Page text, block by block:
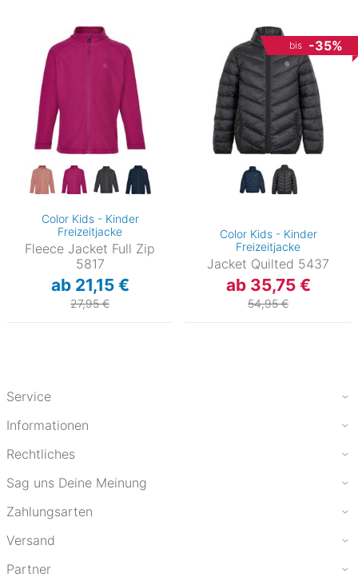
Color Kids - Kinder
Freizeitjacke
Fleece Jacket Full Zip
5817
ab 21,15 €
27,95 €
bis -35%
Color Kids - Kinder
Freizeitjacke
Jacket Quilted 5437
ab 35,75 €
54,95 €
Service
Informationen
Rechtliches
Sag uns Deine Meinung
Zahlungsarten
Versand
Partner